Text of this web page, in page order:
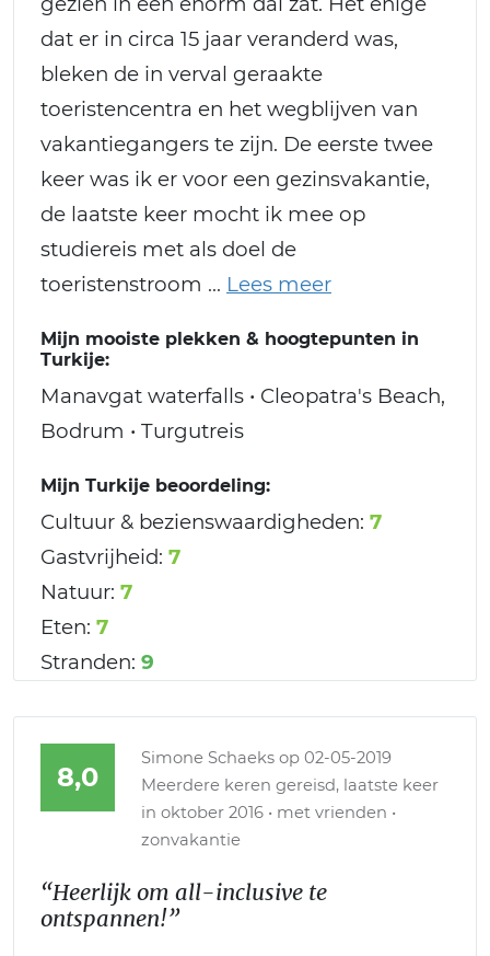
dat er in circa 15 jaar veranderd was,
bleken de in verval geraakte
toeristencentra en het wegblijven van
vakantiegangers te zijn. De eerste twee
keer was ik er voor een gezinsvakantie,
de laatste keer mocht ik mee op
studiereis met als doel de
toeristenstroom
Mijn mooiste plekken & hoogtepunten in
Turkije:
Manavgat waterfalls • Cleopatra's Beach,
Bodrum • Turgutreis
Mijn Turkije beoordeling:
Cultuur & bezienswaardigheden: 7
Gastvrijheid: 7
Natuur: 7
Eten: 7
Stranden: 9
8,0
Simone Schaeks op 02-05-2019
Meerdere keren gereisd, laatste keer
in oktober 2016 • met vrienden •
zonvakantie
“Heerlijk om all-inclusive te
ontspannen!”